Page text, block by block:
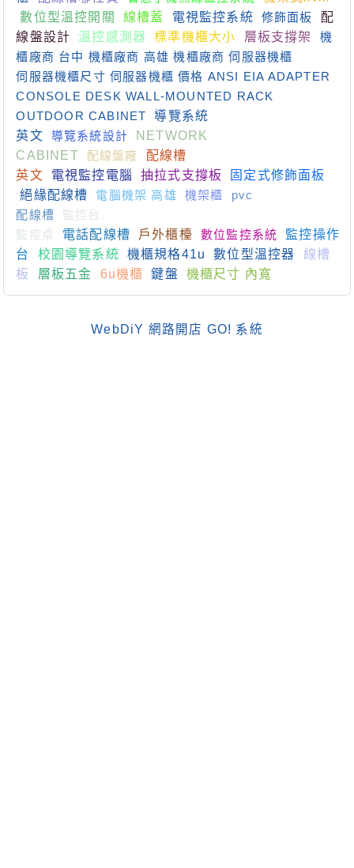
數位型溫控開關
線槽蓋 電視監控系統 修飾面板
配
線盤設計
溫控感測器 標準機櫃大小 層板支撐架
機
櫃廠商 台中 機櫃廠商 高雄 機櫃廠商 伺服器機櫃
伺服器機櫃尺寸 伺服器機櫃 價格 ANSI EIA ADAPTER
CONSOLE DESK WALL-MOUNTED RACK
OUTDOOR CABINET
導覽系統
英文
導覽系統設計
NETWORK
CABINET
配線盤廠
配線槽
英文
電視監控電腦 抽拉式支撐板
固定式修飾面板
絕緣配線槽
電腦機架 高雄 機架櫃
pvc
配線槽
監控台.
監控桌
電話配線槽 戶外櫃檯 數位監控系統
監控操作
台
校園導覽系統 機櫃規格41u 數位型溫控器
線槽
板
層板五金 6u機櫃 鍵盤 機櫃尺寸 內寬
WebDiY 網路開店 GO! 系統